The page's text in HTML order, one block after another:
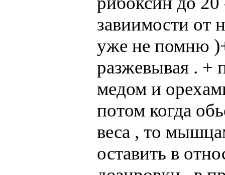
завиимости от
уже не помню
разжевывая .
медом и
потом когда
веса , то
оставить в